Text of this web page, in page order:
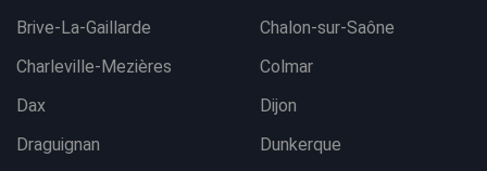
Brive-La-Gaillarde
Chalon-sur-Saône
Charleville-Mezières
Colmar
Dax
Dijon
Draguignan
Dunkerque